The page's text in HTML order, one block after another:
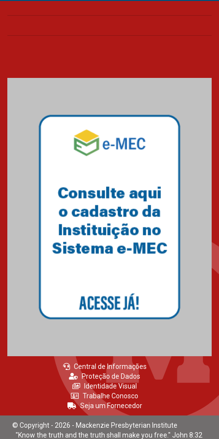
Central de Informações
Proteção de Dados
Identidade Visual
Trabalhe Conosco
Seja um Fornecedor
© Copyright - 2026 - Mackenzie Presbyterian Institute
"Know the truth and the truth shall make you free." John 8:32